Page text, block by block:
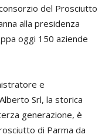
del Prosciutto
alla presidenza
oggi 150 aziende
e
Srl, la storica
generazione, è
di Parma da